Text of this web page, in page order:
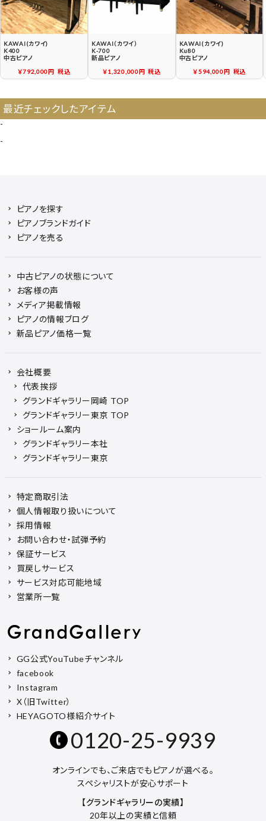
KAWAI(カワイ)
K400
中古ピアノ
￥792,000円 税込
KAWAI（カワイ）
K-700
新品ピアノ
￥1,320,000円 税込
KAWAI(カワイ)
Ku80
中古ピアノ
￥594,000円 税込
-
最近チェックしたアイテム
-
ピアノを探す
ピアノブランドガイド
ピアノを売る
中古ピアノの状態について
お客様の声
メディア掲載情報
ピアノの情報ブログ
新品ピアノ価格一覧
会社概要
代表挨拶
グランドギャラリー岡崎 TOP
グランドギャラリー東京 TOP
ショールーム案内
グランドギャラリー本社
グランドギャラリー東京
特定商取引法
個人情報取り扱いについて
採用情報
お問い合わせ・試弾予約
保証サービス
買戻しサービス
サービス対応可能地域
営業所一覧
GG公式YouTubeチャンネル
facebook
Instagram
X（旧Twitter）
HEYAGOTO様紹介サイト
0120-25-9939
オンラインでも、ご来店でもピアノが選べる。
スペシャリストが安心サポート
【グランドギャラリーの実績】
20年以上の実績と信頼